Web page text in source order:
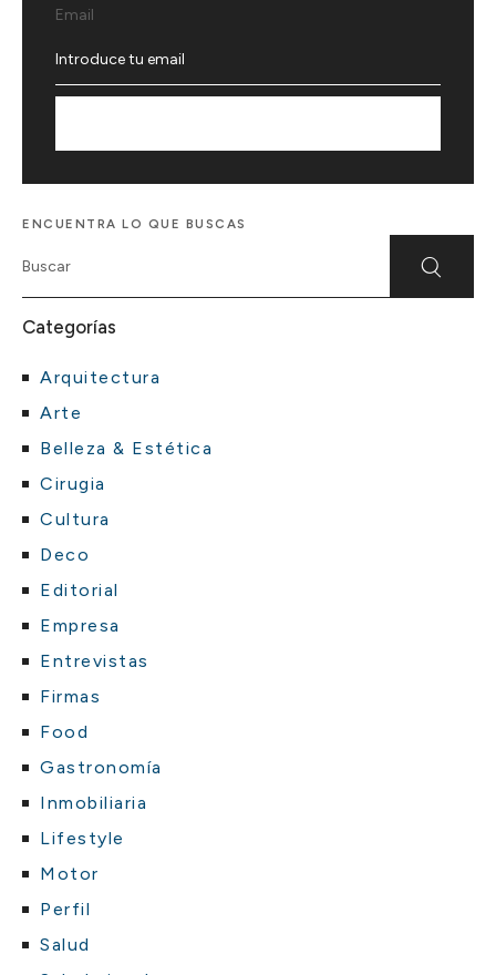
Email
ENCUENTRA LO QUE BUSCAS
Categorías
Arquitectura
Arte
Belleza & Estética
Cirugia
Cultura
Deco
Editorial
Empresa
Entrevistas
Firmas
Food
Gastronomía
Inmobiliaria
Lifestyle
Motor
Perfil
Salud